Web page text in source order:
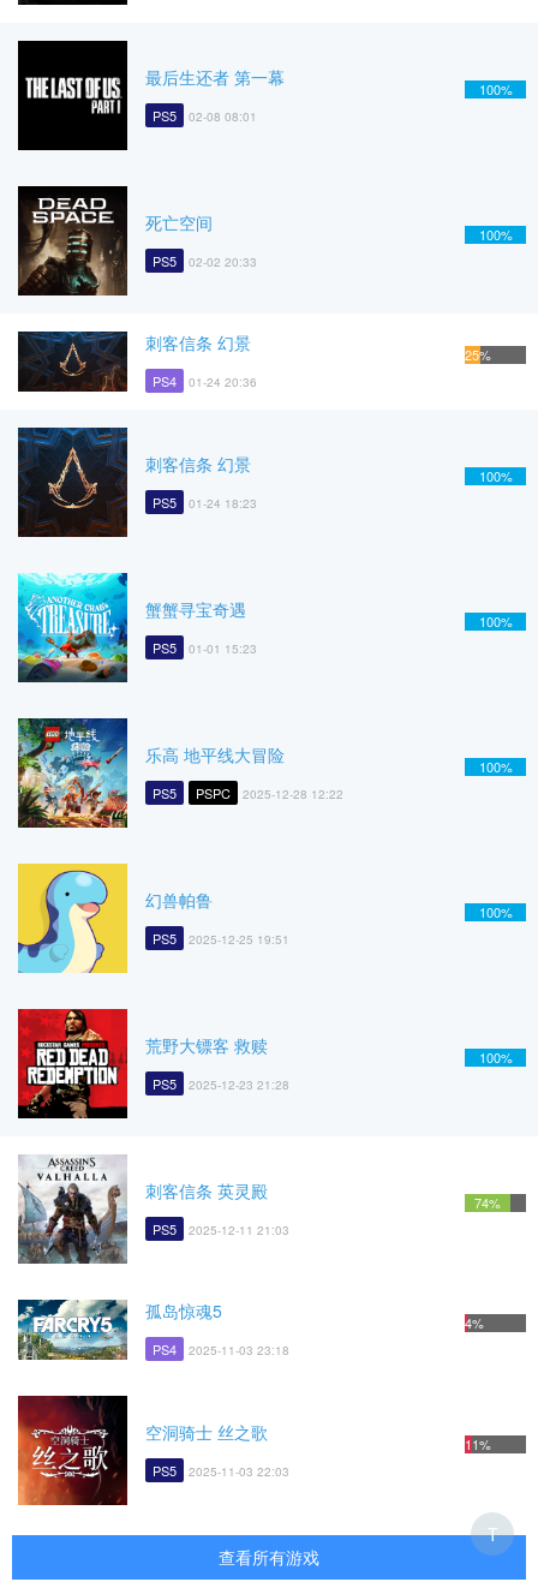
最后生还者 第一幕
PS5 02-08 08:01
100%
死亡空间
PS5 02-02 20:33
100%
刺客信条 幻景
PS4 01-24 20:36
25%
刺客信条 幻景
PS5 01-24 18:23
100%
蟹蟹寻宝奇遇
PS5 01-01 15:23
100%
乐高 地平线大冒险
PS5 PSPC 2025-12-28 12:22
100%
幻兽帕鲁
PS5 2025-12-25 19:51
100%
荒野大镖客 救赎
PS5 2025-12-23 21:28
100%
刺客信条 英灵殿
PS5 2025-12-11 21:03
74%
孤岛惊魂5
PS4 2025-11-03 23:18
4%
空洞骑士 丝之歌
PS5 2025-11-03 22:03
11%
查看所有游戏
T